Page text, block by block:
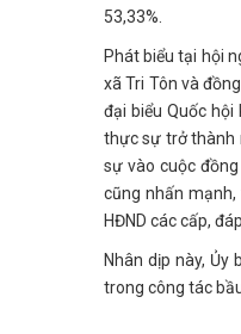
53,33%.
Phát biểu tại hội
xã Tri Tôn và
đại biểu Quốc
thực sự trở thành
sự vào cuộc
cũng nhấn
HĐND các cấp,
Nhân dịp này, Ủy
trong công tác